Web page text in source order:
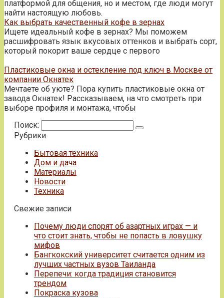
платформой для общения, но и местом, где люди могут
найти настоящую любовь.
Как выбрать качественный кофе в зернах
Ищете идеальный кофе в зернах? Мы поможем
расшифровать язык вкусовых оттенков и выбрать сорт,
который покорит ваше сердце с первого
Пластиковые окна и остекление под ключ в Москве от
компании Окнатек
Мечтаете об уюте? Пора купить пластиковые окна от
завода Окнатек! Рассказываем, на что смотреть при
выборе профиля и монтажа, чтобы
Поиск:
Рубрики
Бытовая техника
Дом и дача
Материалы
Новости
Техника
Свежие записи
Почему люди спорят об азартных играх — и
что стоит знать, чтобы не попасть в ловушку
мифов
Бангкокский университет считается одним из
лучших частных вузов Таиланда
Перепечи: когда традиция становится
трендом
Покраска кузова